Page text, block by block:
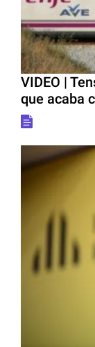
VIDEO |
que acaba